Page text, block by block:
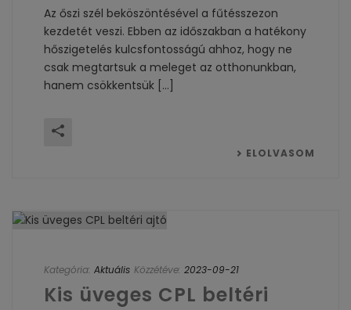
Az őszi szél beköszöntésével a fűtésszezon
kezdetét veszi. Ebben az időszakban a hatékony
hőszigetelés kulcsfontosságú ahhoz, hogy ne
csak megtartsuk a meleget az otthonunkban,
hanem csökkentsük [...]
ELOLVASOM
Kategória: Aktuális Közzétéve: 2023-09-21
Kis üveges CPL beltéri